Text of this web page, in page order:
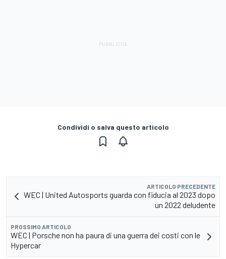
Condividi o salva questo articolo
ARTICOLO PRECEDENTE
WEC | United Autosports guarda con fiducia al 2023 dopo
un 2022 deludente
PROSSIMO ARTICOLO
WEC | Porsche non ha paura di una guerra dei costi con le
Hypercar